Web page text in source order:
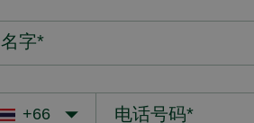
名字*